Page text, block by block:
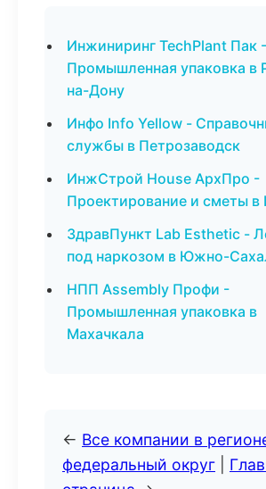
Инжиниринг TechPlant Пак -
Промышленная упаковка в
на-Дону
Инфо Info Yellow -
службы в Петрозаводск
ИнжСтрой House АрхПро -
Проектирование и сметы в
ЗдравПункт Lab Esthetic -
под наркозом в Южно-
НПП Assembly Профи -
Промышленная упаковка в
Махачкала
← Все компании в
федеральный округ